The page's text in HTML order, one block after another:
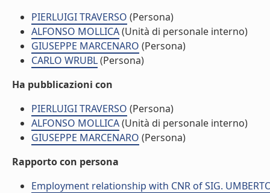
PIERLUIGI TRAVERSO (Persona)
ALFONSO MOLLICA(Unità di personale interno)
GIUSEPPE MARCENARO (Persona)
CARLO WRUBL(Persona)
Ha pubblicazioni con
PIERLUIGI TRAVERSO (Persona)
ALFONSO MOLLICA(Unità di personale interno)
GIUSEPPE MARCENARO (Persona)
Rapporto con persona
Employment relationship with CNR of SIG.